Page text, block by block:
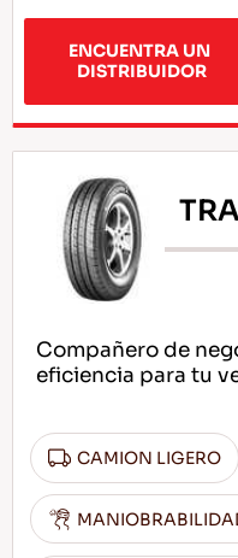
ENCUENTRA UN
DISTRIBUIDOR
Compañero de
eficiencia para tu
CAMION LIGERO